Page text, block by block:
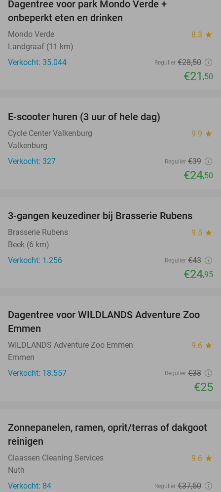
Dagentree voor park Mondo Verde +
onbeperkt eten en drinken
Mondo Verde 8.3 star
Landgraaf (11 km)
Verkocht: 35.044
Regulier €28,50
€21 ,50
E-scooter huren (3 uur of hele dag)
Cycle Center Valkenburg 9.9 star
Valkenburg
Verkocht: 327
Regulier €39
€24,50
42%
3-gangen keuzediner bij Brasserie Rubens
Brasserie Rubens 9.5 star
Beek (6 km)
Verkocht: 1.256
Regulier €43
€24,95
24%
Dagentree voor WILDLANDS Adventure Zoo
Emmen
WILDLANDS Adventure Zoo Emmen 9.6 star
Emmen
Verkocht: 18.557
Regulier €33
€25
53%
Zonnepanelen, ramen, oprit/terras of dakgoot
reinigen
Claassen Cleaning Services 9.6 star
Nuth
Verkocht: 84
Regulier €37,50